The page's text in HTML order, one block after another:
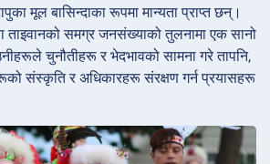
मूल बासिन्दाका रूपमा मान्यता प्राप्त छन्।
समग्र जनसंख्याको तुलनामा एक सानो
चुनौतीहरू र भेदभावको सामना गरे तापनि,
संस्कृति र अधिकारहरू संरक्षण गर्न प्रयासहरू